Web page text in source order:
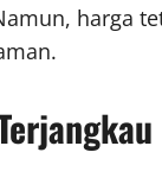
harga